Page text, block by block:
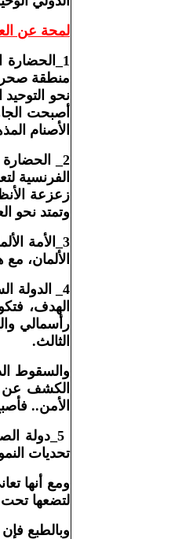
لمحة عن
منطقة
نحو
أصبحت
الأصنام
2_
الحضارة
الفرنسية
زعزعة
وتمتد نحو
3_الأمة
الألمان،
4_
الدولة
الهدف،
رأسمالي
الثالث.
والسقوط
الكشف عن
الأمن..
5_دولة
تحديات
ومع أنها
لتضعها تحت
وبالطبع